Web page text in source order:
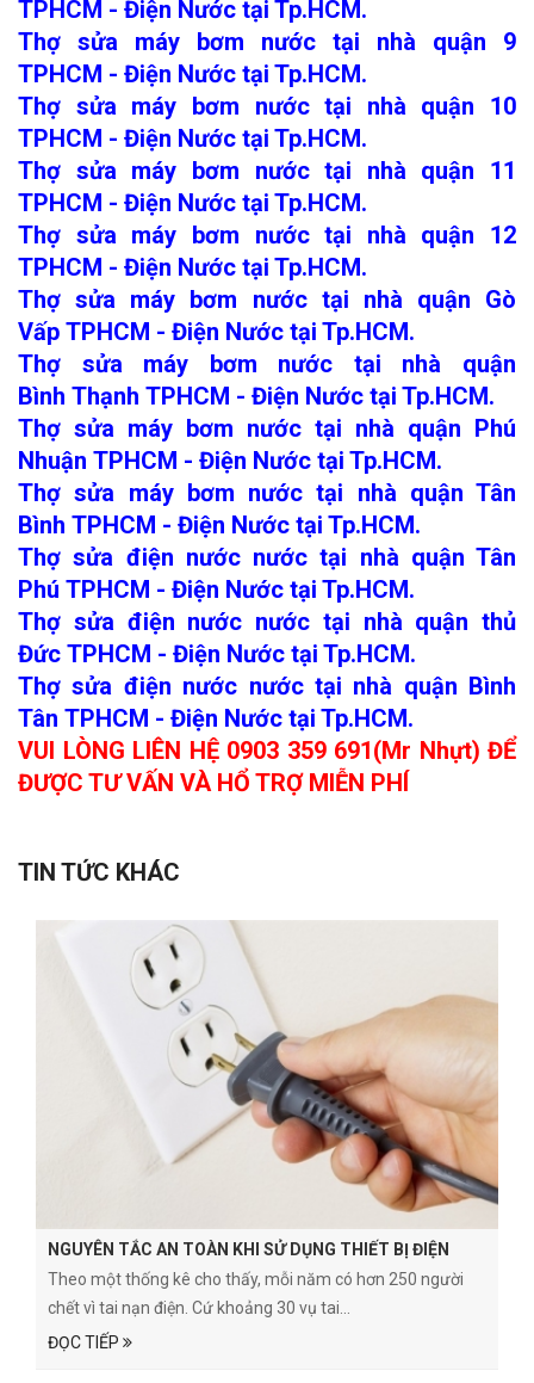
TPHCM - Điện Nước tại Tp.HCM.
Thợ sửa máy bơm nước tại nhà quận 9
TPHCM - Điện Nước tại Tp.HCM.
Thợ sửa máy bơm nước tại nhà quận 10
TPHCM - Điện Nước tại Tp.HCM.
Thợ sửa máy bơm nước tại nhà quận 11
TPHCM - Điện Nước tại Tp.HCM.
Thợ sửa máy bơm nước tại nhà quận 12
TPHCM - Điện Nước tại Tp.HCM.
Thợ sửa máy bơm nước tại nhà quận Gò
Vấp TPHCM - Điện Nước tại Tp.HCM.
Thợ sửa máy bơm nước tại nhà quận
Bình Thạnh TPHCM - Điện Nước tại Tp.HCM.
Thợ sửa máy bơm nước tại nhà quận Phú
Nhuận TPHCM - Điện Nước tại Tp.HCM.
Thợ sửa máy bơm nước tại nhà quận Tân
Bình TPHCM - Điện Nước tại Tp.HCM.
Thợ sửa điện nước nước tại nhà quận Tân
Phú TPHCM - Điện Nước tại Tp.HCM.
Thợ sửa điện nước nước tại nhà quận thủ
Đức TPHCM - Điện Nước tại Tp.HCM.
Thợ sửa điện nước nước tại nhà quận Bình
Tân TPHCM - Điện Nước tại Tp.HCM.
VUI LÒNG LIÊN HỆ 0903 359 691(Mr Nhựt) ĐỂ
ĐƯỢC TƯ VẤN VÀ HỔ TRỢ MIỄN PHÍ
TIN TỨC KHÁC
NGUYÊN TẮC AN TOÀN KHI SỬ DỤNG THIẾT BỊ ĐIỆN
Theo một thống kê cho thấy, mỗi năm có hơn 250 người
chết vì tai nạn điện. Cứ khoảng 30 vụ tai...
ĐỌC TIẾP